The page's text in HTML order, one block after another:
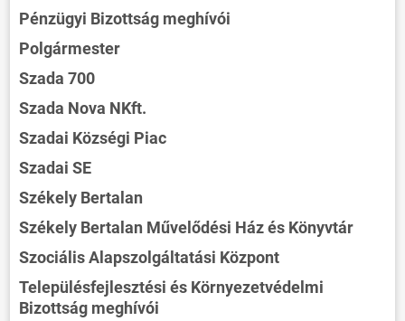
Pénzügyi Bizottság meghívói
Polgármester
Szada 700
Szada Nova NKft.
Szadai Községi Piac
Szadai SE
Székely Bertalan
Székely Bertalan Művelődési Ház és Könyvtár
Szociális Alapszolgáltatási Központ
Településfejlesztési és Környezetvédelmi
Bizottság meghívói